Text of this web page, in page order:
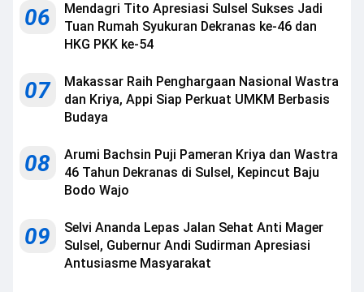
06
Mendagri Tito Apresiasi Sulsel Sukses Jadi
Tuan Rumah Syukuran Dekranas ke-46 dan
HKG PKK ke-54
07
Makassar Raih Penghargaan Nasional Wastra
dan Kriya, Appi Siap Perkuat UMKM Berbasis
Budaya
08
Arumi Bachsin Puji Pameran Kriya dan Wastra
46 Tahun Dekranas di Sulsel, Kepincut Baju
Bodo Wajo
09
Selvi Ananda Lepas Jalan Sehat Anti Mager
Sulsel, Gubernur Andi Sudirman Apresiasi
Antusiasme Masyarakat